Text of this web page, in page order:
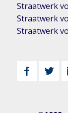
Straatwerk
Straatwerk
Straatwerk